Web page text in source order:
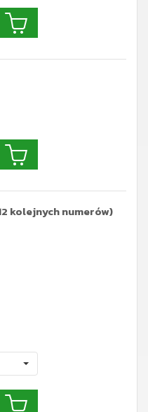
kolejnych numerów)